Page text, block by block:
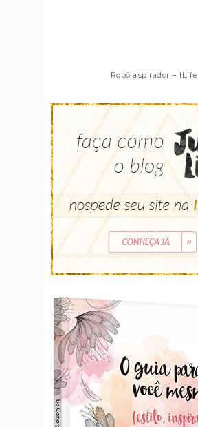
Robô aspirador – ILife